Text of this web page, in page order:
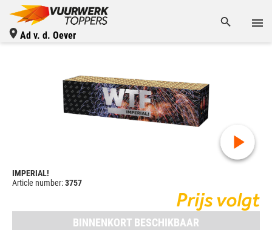
Ad v. d. Oever
IMPERIAL!
Article number:3757
Prijs volgt
BINNENKORT BESCHIKBAAR